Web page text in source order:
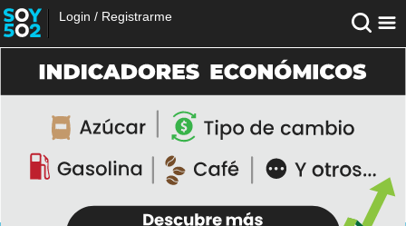
Login / Registrarme